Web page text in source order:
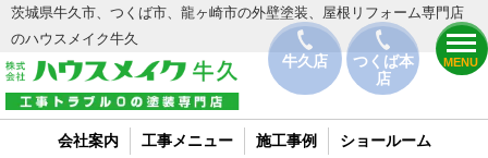
牛久店
つくば本
店
MENU
茨城県牛久市、つくば市、龍ヶ崎市の外壁塗装、屋根リフォーム専門店
のハウスメイク牛久
会社案内 工事メニュー 施工事例 ショールーム